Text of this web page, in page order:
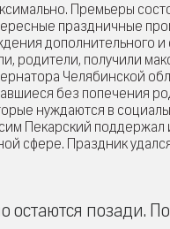
Премьеры
праздничные
дополнительного
родители, получили
Челябинской
без попечения
нуждаются в
Пекарский
сфере. Праздник
остаются позади.